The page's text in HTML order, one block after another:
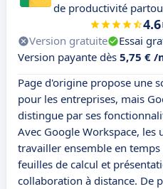
de productivité
4.6
Version gratuite Essai
Version payante dès 5,75 € /
Page d'origine propose une
pour les entreprises, mais
distingue par ses
Avec Google Workspace, les
travailler ensemble en
feuilles de calcul et
collaboration à distance. De